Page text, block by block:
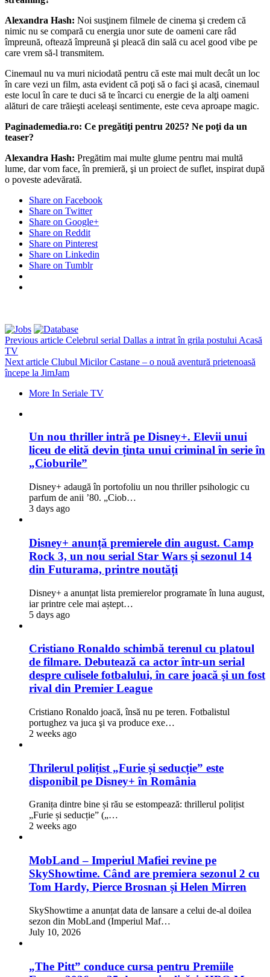
Alexandra Hash: Noi susţinem filmele de cinema şi credem că
nimic nu se compară cu energia unor sute de oameni care râd
împreună, oftează împreună şi pleacă din sală cu acel good vibe pe
care vrem să-l transmitem.
Cinemaul nu va muri niciodată pentru că este mai mult decât un loc
în care vezi un film, asta evident că poţi să o faci şi acasă, cinemaul
este locul în care te duci să te încarci cu energie de la alţi oameni
alături de care trăieşti aceleaşi sentimente, este ceva aproape magic.
Paginademedia.ro: Ce pregătiţi pentru 2025? Ne poţi da un
teaser?
Alexandra Hash: Pregătim mai multe glume pentru mai multă
lume, dar vom face, în premieră, şi un proiect de suflet, inspirat după
o poveste adevărată.
Share on Facebook
Share on Twitter
Share on Google+
Share on Reddit
Share on Pinterest
Share on Linkedin
Share on Tumblr
Previous article Celebrul serial Dallas a intrat în grila postului Acasă
TV
Next article Clubul Micilor Castane – o nouă aventură prietenoasă
începe la JimJam
More In Seriale TV
Un nou thriller intră pe Disney+. Elevii unui
liceu de elită devin ținta unui criminal în serie în
„Cioburile”
Disney+ adaugă în portofoliu un nou thriller psihologic cu
parfum de anii ’80. „Ciob…
3 days ago
Disney+ anunță premierele din august. Camp
Rock 3, un nou serial Star Wars și sezonul 14
din Futurama, printre noutăți
Disney+ a anunțat lista premierelor programate în luna august,
iar printre cele mai aștept…
5 days ago
Cristiano Ronaldo schimbă terenul cu platoul
de filmare. Debutează ca actor într-un serial
despre culisele fotbalului, în care joacă şi un fost
rival din Premier League
Cristiano Ronaldo joacă, însă nu pe teren. Fotbalistul
portughez va juca şi va produce exe…
2 weeks ago
Thrilerul polițist „Furie și seducție” este
disponibil pe Disney+ în România
Granița dintre bine și rău se estompează: thrillerul polițist
„Furie și seducție” („…
2 weeks ago
MobLand – Imperiul Mafiei revine pe
SkyShowtime. Când are premiera sezonul 2 cu
Tom Hardy, Pierce Brosnan și Helen Mirren
SkyShowtime a anunțat data de lansare a celui de-al doilea
sezon din MobLand (Imperiul Maf…
July 10, 2026
„The Pitt” conduce cursa pentru Premiile